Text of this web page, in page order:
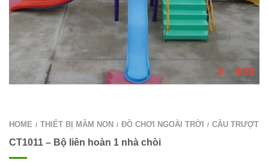
HOME / THIẾT BỊ MẦM NON / ĐỒ CHƠI NGOÀI TRỜI / CẦU TRƯỢT
CT1011 – Bộ liên hoàn 1 nhà chòi